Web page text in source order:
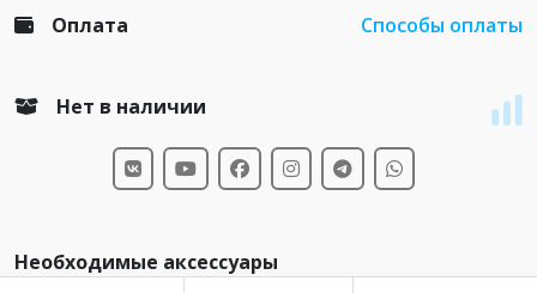
Оплата Способы оплаты
Нет в наличии
Необходимые аксессуары